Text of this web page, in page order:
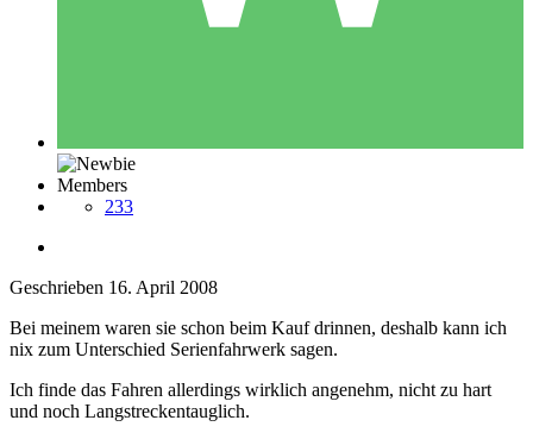
Members
233
Geschrieben 16. April 2008
Bei meinem waren sie schon beim Kauf drinnen, deshalb kann ich
nix zum Unterschied Serienfahrwerk sagen.
Ich finde das Fahren allerdings wirklich angenehm, nicht zu hart
und noch Langstreckentauglich.